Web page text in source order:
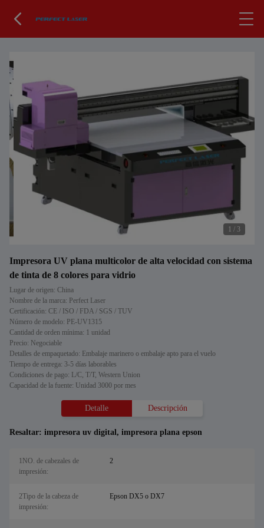
1 / 3
Impresora UV plana multicolor de alta velocidad con sistema
de tinta de 8 colores para vidrio
Lugar de origen: China
Nombre de la marca: Perfect Laser
Certificación: CE / ISO / FDA / SGS / TUV
Número de modelo: PE-UV1315
Cantidad de orden mínima: 1 unidad
Precio: Negociable
Detalles de empaquetado: Embalaje marinero o embalaje apto para el vuelo
Tiempo de entrega: 3-5 días laborables
Condiciones de pago: L/C, T/T, Western Union
Capacidad de la fuente: Unidad 3000 por mes
Detalle Descripción
Resaltar: impresora uv digital, impresora plana epson
1NO. de cabezales de
impresión:
2
2Tipo de la cabeza de
impresión:
Epson DX5 o DX7